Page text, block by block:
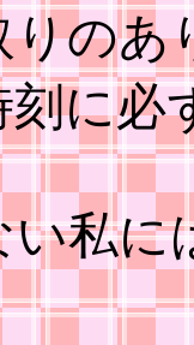
のあ
に必
私に